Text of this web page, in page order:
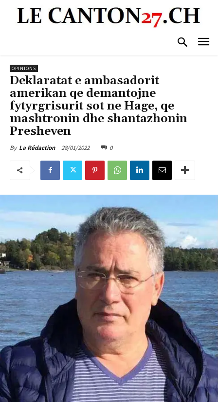
OPINIONS
Deklaratat e ambasadorit
amerikan qe demantojne
fytyrgrisurit sot ne Hage, qe
mashtronin dhe shantazhonin
Presheven
By La Rédaction 28/01/2022 0